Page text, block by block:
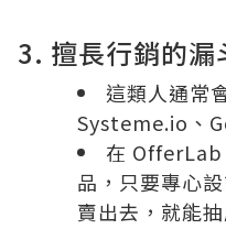
3. 擅長行銷的漏
這類人通常
Systeme.io、
在 OfferLab
品，只要專心
賣出去，就能抽